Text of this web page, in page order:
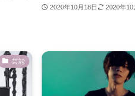
2020年10月18日 2020年10
芸能